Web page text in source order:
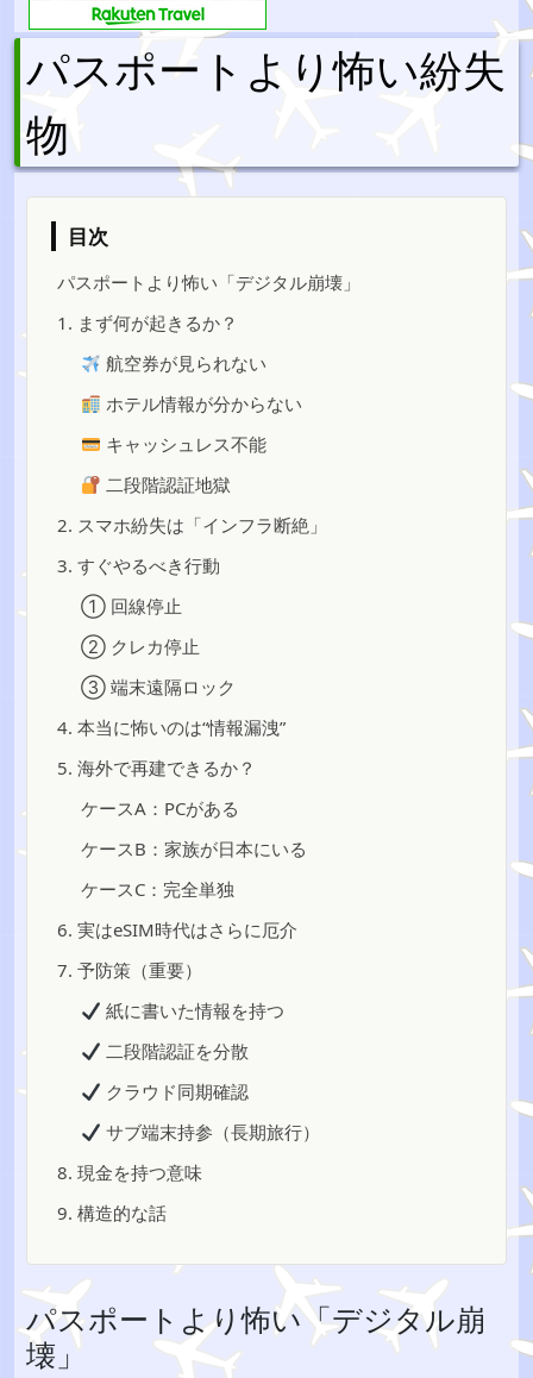
パスポートより怖い紛失
物
目次
パスポートより怖い「デジタル崩壊」
1. まず何が起きるか？
航空券が見られない
ホテル情報が分からない
キャッシュレス不能
二段階認証地獄
2. スマホ紛失は「インフラ断絶」
3. すぐやるべき行動
① 回線停止
② クレカ停止
③ 端末遠隔ロック
4. 本当に怖いのは“情報漏洩”
5. 海外で再建できるか？
ケースA：PCがある
ケースB：家族が日本にいる
ケースC：完全単独
6. 実はeSIM時代はさらに厄介
7. 予防策（重要）
紙に書いた情報を持つ
二段階認証を分散
クラウド同期確認
サブ端末持参（長期旅行）
8. 現金を持つ意味
9. 構造的な話
パスポートより怖い「デジタル崩
壊」